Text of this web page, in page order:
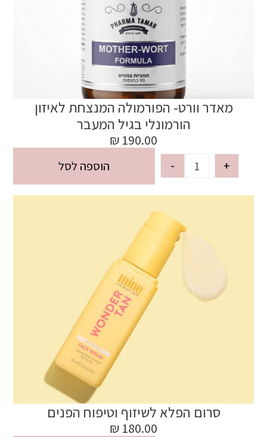
מאדר וורט- הפורמולה המנצחת לאיזון
הורמונלי בגיל המעבר
190.00
₪
- + הוספה לסל
סרום הפלא לשיזוף וטיפוח הפנים
180.00
₪